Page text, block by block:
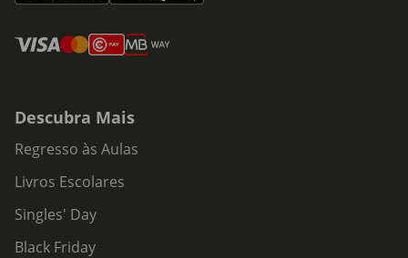
Descubra Mais
Regresso às Aulas
Livros Escolares
Singles' Day
Black Friday